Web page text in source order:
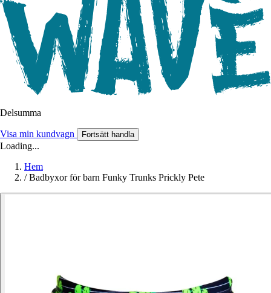
Delsumma
Visa min kundvagn Fortsätt handla
Loading...
Hem
/ Badbyxor för barn Funky Trunks Prickly Pete